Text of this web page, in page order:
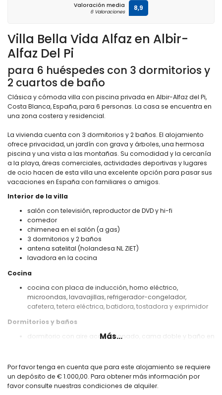
Villa Bella Vida Alfaz en Albir-
Alfaz Del Pi
para 6 huéspedes con 3 dormitorios y
2 cuartos de baño
Clásica y cómoda villa con piscina privada en Albir-Alfaz del Pi,
Costa Blanca, España, para 6 personas. La casa se encuentra en
una zona costera y residencial.
La vivienda cuenta con 3 dormitorios y 2 baños. El alojamiento
ofrece privacidad, un jardín con grava y árboles, una hermosa
piscina y una vista a las montañas. Su comodidad y la cercanía
a la playa, áreas comerciales, actividades deportivas y lugares
de ocio hacen de esta villa una excelente opción para pasar sus
vacaciones en España con familiares o amigos.
Interior de la villa
salón con televisión, reproductor de DVD y hi-fi
comedor
chimenea en el salón (a gas)
3 dormitorios y 2 baños
antena satelital (holandesa NL ZIET)
lavadora en la cocina
Cocina
cocina con placa de inducción, horno eléctrico,
microondas, lavavajillas, refrigerador-congelador,
cafetera, tetera eléctrica, batidora, tostadora y exprimidor
Dormitorios y baños
dormitorio con aire acondicionado, cama doble y baño en
dormitorio con aire acondicionado y 2 camas individuales
baño en suite con lavabo doble, bañera, ducha, bidet y
aseo
Más...
Por favor tenga en cuenta que para este alojamiento se requiere
un depósito de € 1.000,00. Para obtener más información por
favor consulte nuestras condiciones de alquiler.
Valoración media
6 Valoraciones 8,9